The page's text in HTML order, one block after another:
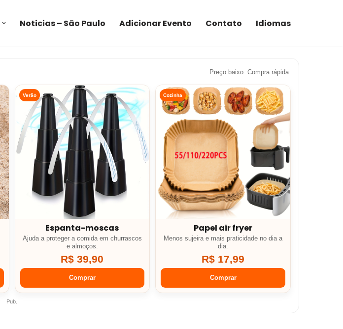
Noticias – São Paulo Adicionar Evento Contato Idiomas
Preço baixo. Compra rápida.
Verão
Espanta-moscas
Ajuda a proteger a comida em churrascos
e almoços.
R$ 39,90
Comprar
Cozinha
Papel air fryer
Menos sujeira e mais praticidade no dia a
dia.
R$ 17,99
Comprar
Pub.